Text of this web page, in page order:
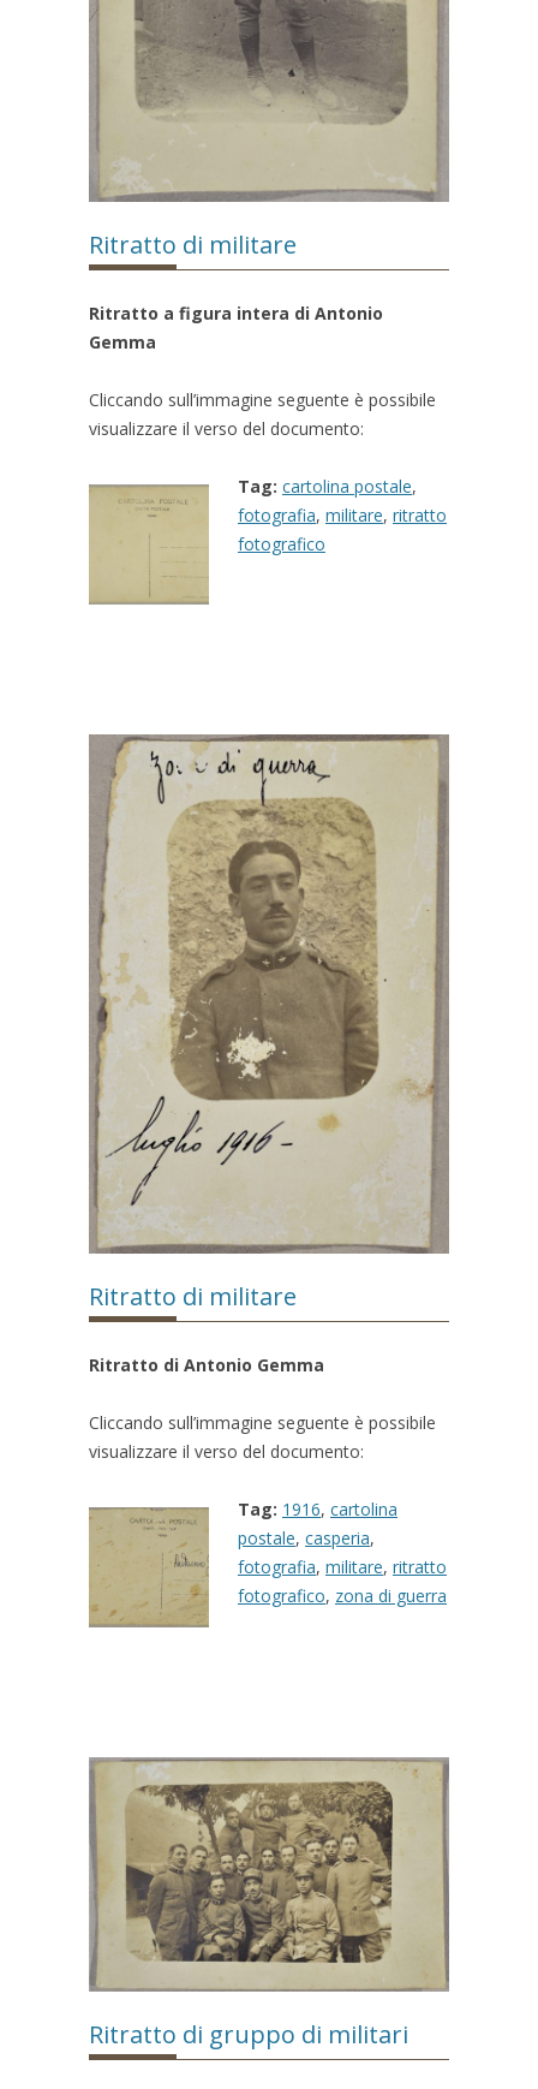
Ritratto di militare
Ritratto a figura intera di Antonio
Gemma
Cliccando sull’immagine seguente è possibile
visualizzare il verso del documento:
Tag: cartolina postale,
fotografia, militare, ritratto
fotografico
Ritratto di militare
Ritratto di Antonio Gemma
Cliccando sull’immagine seguente è possibile
visualizzare il verso del documento:
Tag: 1916, cartolina
postale, casperia,
fotografia, militare, ritratto
fotografico, zona di guerra
Ritratto di gruppo di militari